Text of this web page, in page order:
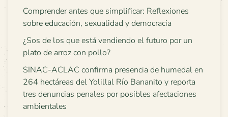
Comprender antes que simplificar: Reflexiones
sobre educación, sexualidad y democracia
¿Sos de los que está vendiendo el futuro por un
plato de arroz con pollo?
SINAC-ACLAC confirma presencia de humedal en
264 hectáreas del Yolillal Río Bananito y reporta
tres denuncias penales por posibles afectaciones
ambientales